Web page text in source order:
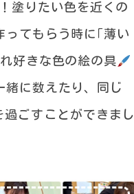
塗りたい色を近くの
ってもらう時に｢薄い
好きな色の絵の具
緒に数えたり、同じ
ごすことができまし